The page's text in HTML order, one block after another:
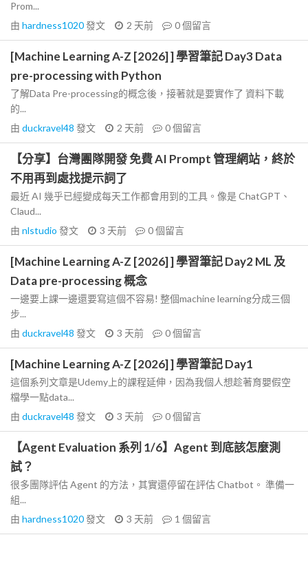
Prom...
由 hardness1020發文 2 天前 0個留言
[Machine Learning A-Z [2026] ] 學習筆記 Day3 Data
pre-processing with Python
了解Data Pre-processing的概念後，接著就是要實作了 資料下載
的...
由 duckravel48 發文 2 天前 0個留言
【分享】台灣團隊開發 免費 AI Prompt 管理網站，終於
不用再到處找提示詞了
最近 AI 幾乎已經變成每天工作都會用到的工具。像是 ChatGPT、
Claud...
由 nlstudio 發文 3 天前 0個留言
[Machine Learning A-Z [2026] ] 學習筆記 Day2 ML 及
Data pre-processing 概念
一邊要上課一邊還要寫這個不容易! 整個machine learning分成三個
步...
由 duckravel48 發文 3 天前 0個留言
[Machine Learning A-Z [2026] ] 學習筆記 Day1
這個系列文章是Udemy上的課程延伸，因為我個人想趁著育嬰假空
檔學一點data...
由 duckravel48 發文 3 天前 0個留言
【Agent Evaluation 系列 1/6】Agent 到底該怎麼測
試？
很多團隊評估 Agent 的方法，其實還停留在評估 Chatbot。 準備一
組...
由 hardness1020發文 3 天前 1 個留言